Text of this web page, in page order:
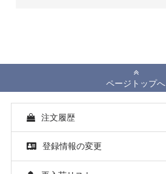
ページトップへ
注文履歴
登録情報の変更